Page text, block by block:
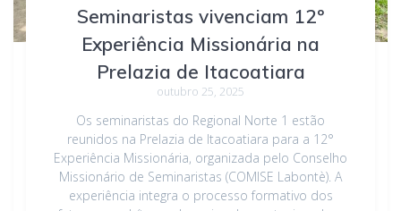
Seminaristas vivenciam 12º
Experiência Missionária na
Prelazia de Itacoatiara
outubro 25, 2025
Os seminaristas do Regional Norte 1 estão
reunidos na Prelazia de Itacoatiara para a 12°
Experiência Missionária, organizada pelo Conselho
Missionário de Seminaristas (COMISE Labontè). A
experiência integra o processo formativo dos